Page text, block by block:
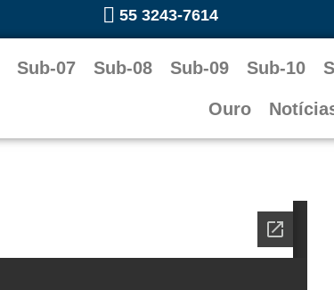
55 3243-7614
Sub-07 Sub-08 Sub-09 Sub-10
Ouro